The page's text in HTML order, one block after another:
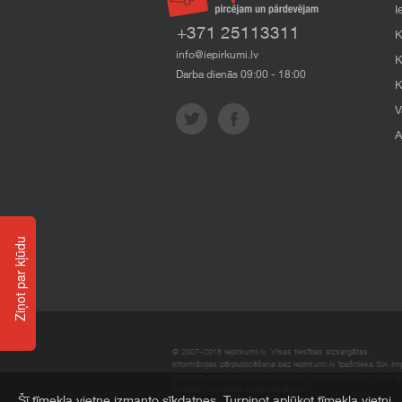
+371 25113311
info@iepirkumi.lv
Darba dienās 09:00 - 18:00
© 2007–2018 Iepirkumi.lv. Visas tiesības aizsargātas.
Informācijas pārpublicēšana bez iepirkumi.lv īpašnieka SIA
Ziņot par kļūdu